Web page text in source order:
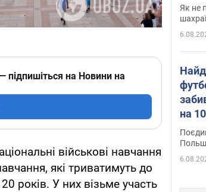
підпишіться на Новини на
військові навчання
які триватимуть до
років. У них візьме участь
Як не
на